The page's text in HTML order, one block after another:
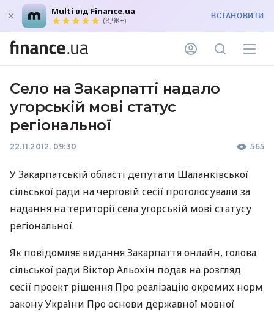
Multi від Finance.ua
(8,9K+) ВСТАНОВИТИ
Село на Закарпатті надало
угорській мові статус
регіональної
22.11.2012, 09:30 565
У Закарпатській області депутати Шаланківської
сільської ради на черговій сесії проголосували за
надання на території села угорській мові статусу
регіональної.
Як повідомляє видання Закарпаття онлайн, голова
сільської ради Віктор Альохін подав на розгляд
сесії проект рішення Про реалізацію окремих норм
закону України Про основи державної мовної